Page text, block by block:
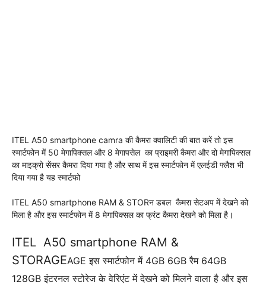
ITEL A50 smartphone camra की कैमरा क्वालिटी की बात करें तो इस
स्मार्टफोन में 50 मेगापिक्सल और 8 मेगापसेल का प्राइमरी कैमरा और दो मेगापिक्सल
का माइक्रो सेंसर कैमरा दिया गया है और साथ में इस स्मार्टफोन में एलईडी फ्लैश भी
दिया गया है यह स्मार्टफो
ITEL A50 smartphone RAM & STORन डबल कैमरा सेटअप में देखने को
मिला है और इस स्मार्टफोन में 8 मेगापिक्सल का फ्रंट कैमरा देखने को मिला है।
ITEL A50 smartphone RAM &
STORAGEAGE इस स्मार्टफोन में 4GB 6GB रैम 64GB
128GB इंटरनल स्टोरेज के वेरिएंट में देखने को मिलने वाला है और इस